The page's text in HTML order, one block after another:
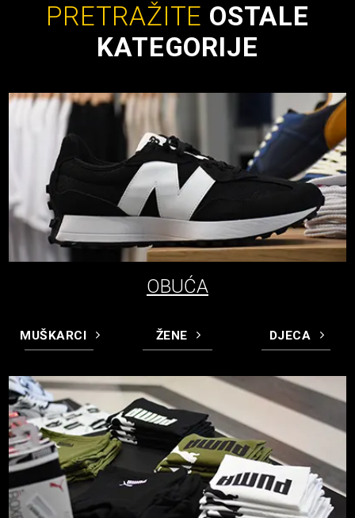
PRETRAŽITE OSTALE
KATEGORIJE
OBUĆA
MUŠKARCI ŽENE DJECA